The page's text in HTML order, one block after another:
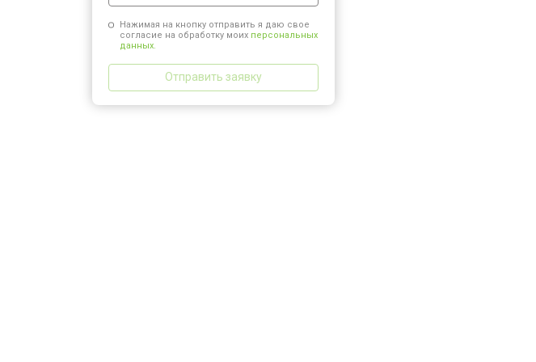
Нажимая на кнопку отправить я даю свое
согласие на обработку моих персональных
данных.
Отправить заявку